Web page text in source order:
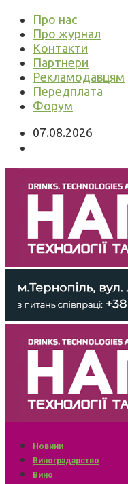
Про нас
Про журнал
Контакти
Партнери
Рекламодавцям
Передплата
Форум
07.08.2026
Новини
Виноградарство
Вино